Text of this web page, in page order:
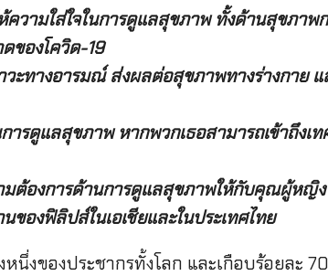
ความใส่ใจในการดูแลสุขภาพ ทั้งด้านสุขภาพ
ของโควิด-19
ทางอารมณ์ ส่งผลต่อสุขภาพทางร่างกาย แ
ดูแลสุขภาพ หากพวกเธอสามารถเข้าถึงเท
มต้องการด้านการดูแลสุขภาพให้กับคุณผู้หญิ
องฟิลิปส์ในเอเชียและในประเทศไทย
งของประชากรทั้งโลก และเกือบร้อยละ